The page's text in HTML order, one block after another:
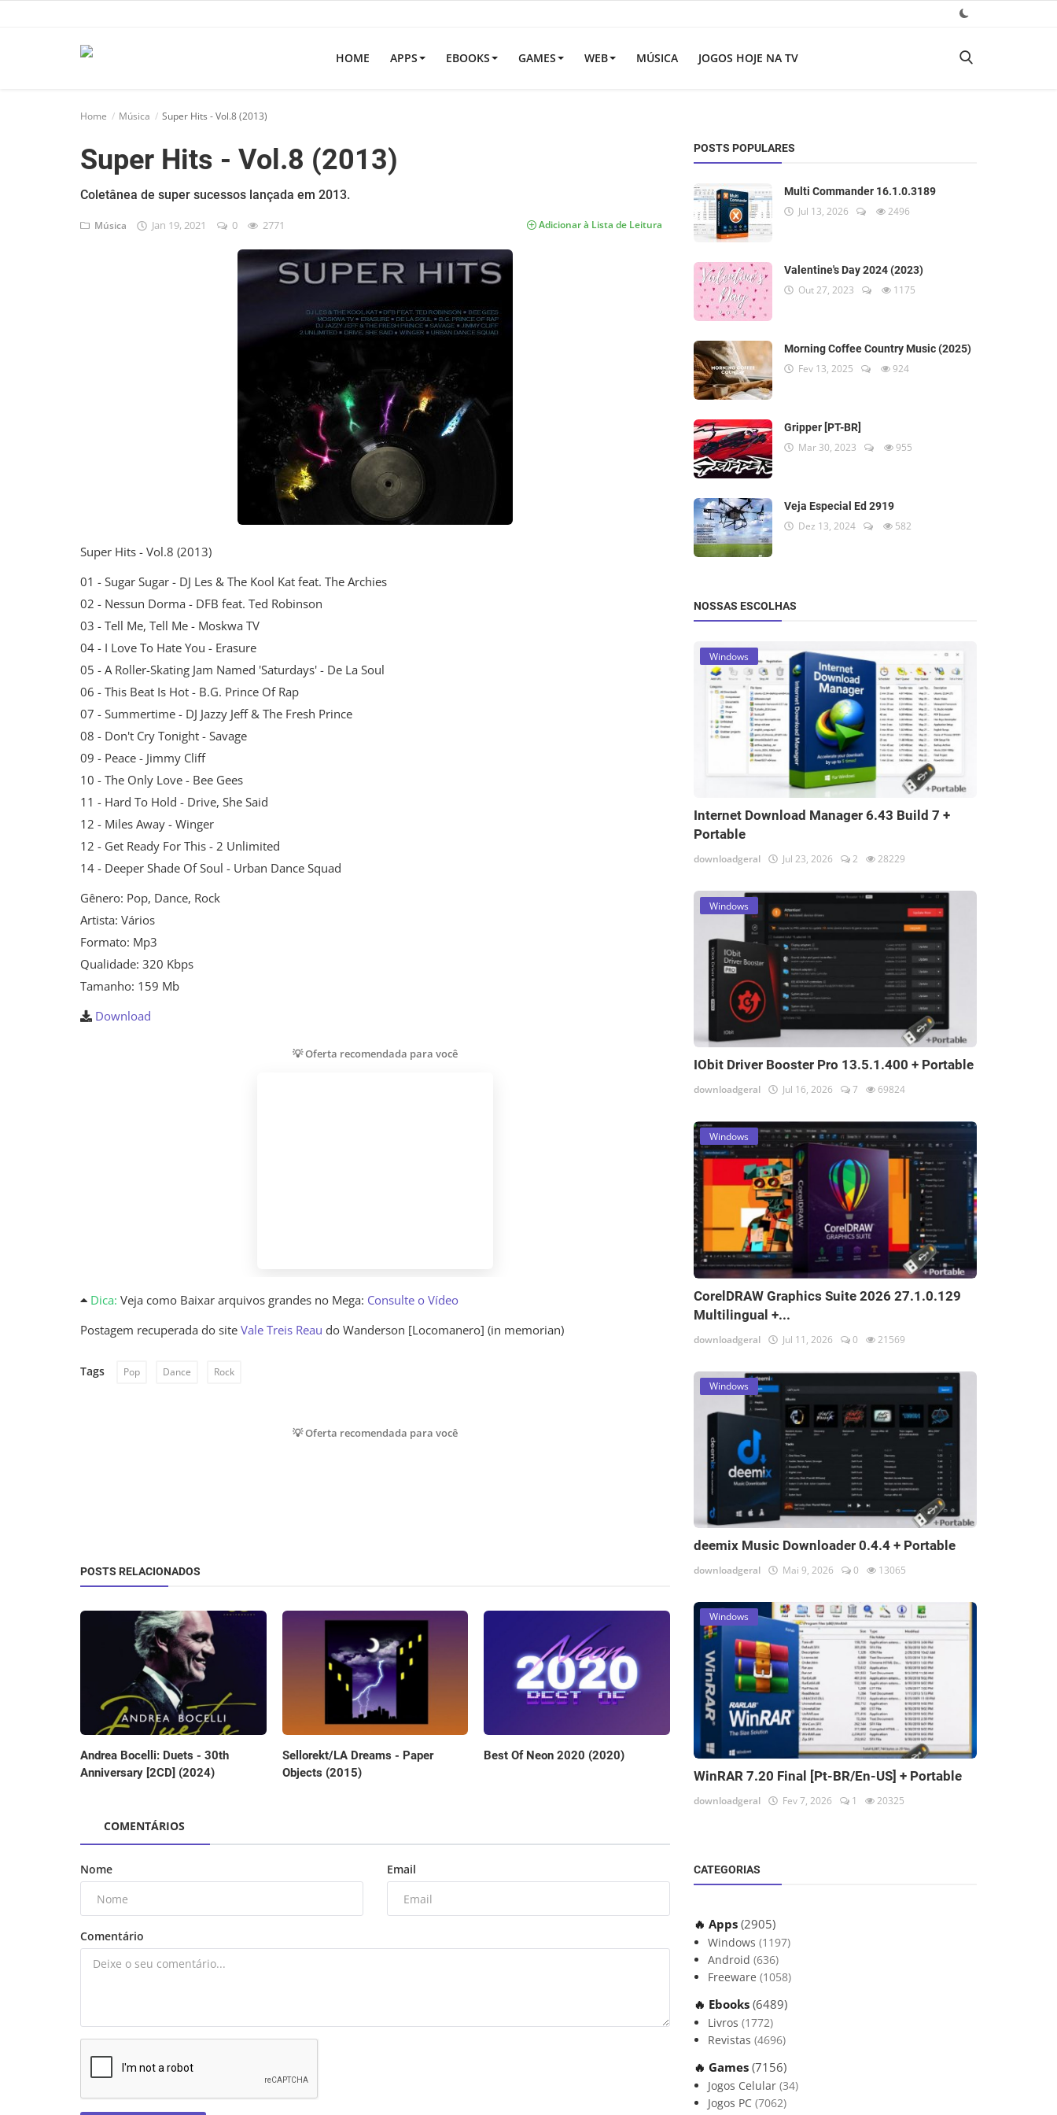
HOME APPS EBOOKS GAMES WEB MÚSICA JOGOS HOJE NA TV
Home Música Super Hits - Vol.8 (2013)
Super Hits - Vol.8 (2013)
Coletânea de super sucessos lançada em 2013.
Música Jan 19, 2021 0 2771 Adicionar à Lista de Leitura
Super Hits - Vol.8 (2013)
01 - Sugar Sugar - DJ Les & The Kool Kat feat. The Archies
02 - Nessun Dorma - DFB feat. Ted Robinson
03 - Tell Me, Tell Me - Moskwa TV
04 - I Love To Hate You - Erasure
05 - A Roller-Skating Jam Named 'Saturdays' - De La Soul
06 - This Beat Is Hot - B.G. Prince Of Rap
07 - Summertime - DJ Jazzy Jeff & The Fresh Prince
08 - Don't Cry Tonight - Savage
09 - Peace - Jimmy Cliff
10 - The Only Love - Bee Gees
11 - Hard To Hold - Drive, She Said
12 - Miles Away - Winger
12 - Get Ready For This - 2 Unlimited
14 - Deeper Shade Of Soul - Urban Dance Squad
Gênero: Pop, Dance, Rock
Artista: Vários
Formato: Mp3
Qualidade: 320 Kbps
Tamanho: 159 Mb
Download
💡 Oferta recomendada para você
Dica: Veja como Baixar arquivos grandes no Mega: Consulte o Vídeo
Postagem recuperada do site Vale Treis Reau do Wanderson [Locomanero] (in memorian)
Tags Pop Dance Rock
💡 Oferta recomendada para você
POSTS RELACIONADOS
Andrea Bocelli: Duets - 30th
Anniversary [2CD] (2024)
Sellorekt/LA Dreams - Paper
Objects (2015)
Best Of Neon 2020 (2020)
COMENTÁRIOS
Nome Email
Comentário
POSTS POPULARES
Multi Commander 16.1.0.3189
Jul 13, 2026 2496
Valentine's Day 2024 (2023)
Out 27, 2023 1175
Morning Coffee Country Music (2025)
Fev 13, 2025 924
Gripper [PT-BR]
Mar 30, 2023 955
Veja Especial Ed 2919
Dez 13, 2024 582
NOSSAS ESCOLHAS
Windows
Internet Download Manager 6.43 Build 7 +
Portable
downloadgeral Jul 23, 2026 2 28229
Windows
IObit Driver Booster Pro 13.5.1.400 + Portable
downloadgeral Jul 16, 2026 7 69824
Windows
CorelDRAW Graphics Suite 2026 27.1.0.129
Multilingual +...
downloadgeral Jul 11, 2026 0 21569
Windows
deemix Music Downloader 0.4.4 + Portable
downloadgeral Mai 9, 2026 0 13065
Windows
WinRAR 7.20 Final [Pt-BR/En-US] + Portable
downloadgeral Fev 7, 2026 1 20325
CATEGORIAS
🔥 Apps (2905)
Windows (1197)
Android (636)
Freeware (1058)
🔥 Ebooks (6489)
Livros (1772)
Revistas (4696)
🔥 Games (7156)
Jogos Celular (34)
Jogos PC (7062)